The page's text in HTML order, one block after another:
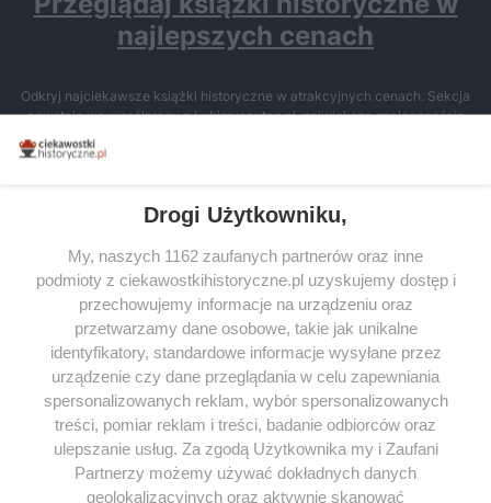
najlepszych cenach
Odkryj najciekawsze książki historyczne w atrakcyjnych cenach. Sekcja
powstała we współpracy z Lubimyczytac.pl, największą społecznością
miłośników literatury w Polsce – dzięki temu możesz wybierać spośród
tytułów najwyżej ocenianych przez czytelników.
SERWIS
SPOŁECZNOŚĆ
WSPÓŁPRACA
KONTAKT
Drogi Użytkowniku,
My, naszych 1162 zaufanych partnerów oraz inne
podmioty z ciekawostkihistoryczne.pl uzyskujemy dostęp i
przechowujemy informacje na urządzeniu oraz
przetwarzamy dane osobowe, takie jak unikalne
identyfikatory, standardowe informacje wysyłane przez
urządzenie czy dane przeglądania w celu zapewniania
spersonalizowanych reklam, wybór spersonalizowanych
treści, pomiar reklam i treści, badanie odbiorców oraz
ulepszanie usług. Za zgodą Użytkownika my i Zaufani
Partnerzy możemy używać dokładnych danych
geolokalizacyjnych oraz aktywnie skanować